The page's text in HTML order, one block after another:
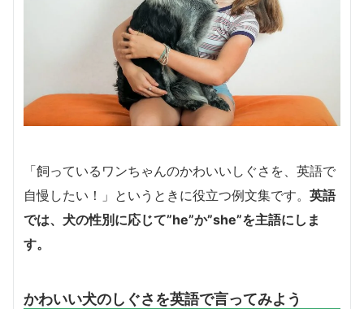
「飼っているワンちゃんのかわいいしぐさを、英語で
自慢したい！」というときに役立つ例文集です。 英語
では、犬の性別に応じて”he”か”she”を主語にしま
す。
かわいい犬のしぐさを英語で言ってみよう